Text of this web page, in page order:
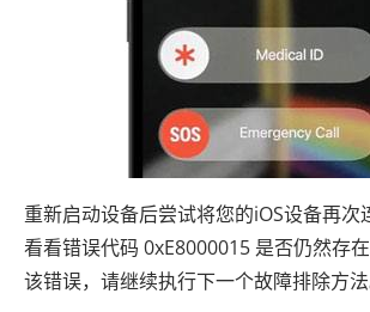
重新启动设备后尝试将您的iOS设备再次
看看错误代码 0xE8000015 是否仍然存
该错误，请继续执行下一个故障排除方法